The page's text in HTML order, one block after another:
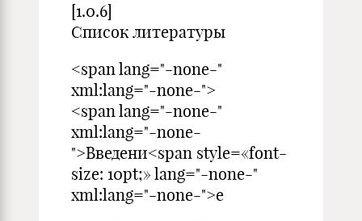
[1.0.6]
Список литературы
<span lang="-none-"
xml:lang="-none-">
<span lang="-none-"
xml:lang="-none-
">Введени<span style=«font-
size: 10pt;» lang="-none-"
xml:lang="-none-">е